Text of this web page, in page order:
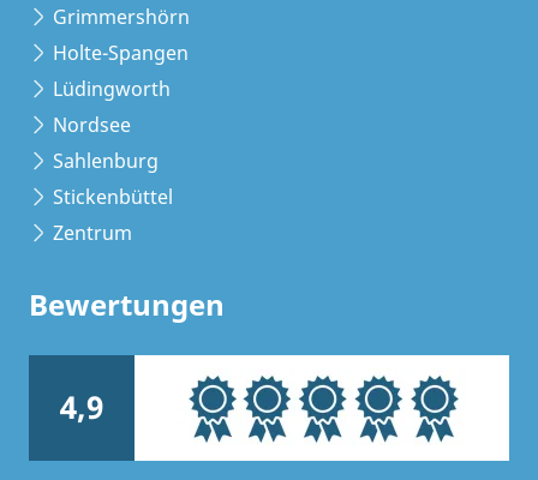
Grimmershörn
Holte-Spangen
Lüdingworth
Nordsee
Sahlenburg
Stickenbüttel
Zentrum
Bewertungen
4,9